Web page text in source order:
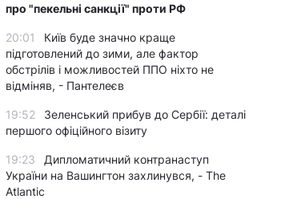
про "пекельні санкції" проти РФ
20:01
Київ буде значно краще
підготовлений до зими, але фактор
обстрілів і можливостей ППО ніхто не
відміняв, - Пантелеєв
19:52
Зеленський прибув до Сербії: деталі
першого офіційного візиту
19:23
Дипломатичний контранаступ
України на Вашингтон захлинувся, - The
Atlantic